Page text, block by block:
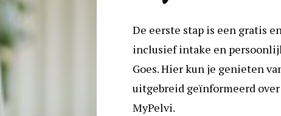
De eerste stap is een gratis
inclusief intake en
Goes. Hier kun je genieten
uitgebreid geïnformeerd
MyPelvi.